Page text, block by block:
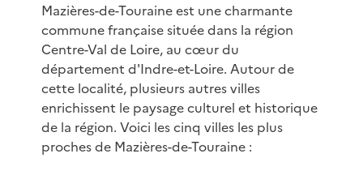
Mazières-de-Touraine est une charmante
commune française située dans la région
Centre-Val de Loire, au cœur du
département d'Indre-et-Loire. Autour de
cette localité, plusieurs autres villes
enrichissent le paysage culturel et historique
de la région. Voici les cinq villes les plus
proches de Mazières-de-Touraine :